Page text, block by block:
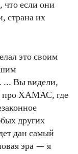
что если они
страна их
это своим
... Вы видели,
про ХАМАС, где
других
дан самый
эра — я